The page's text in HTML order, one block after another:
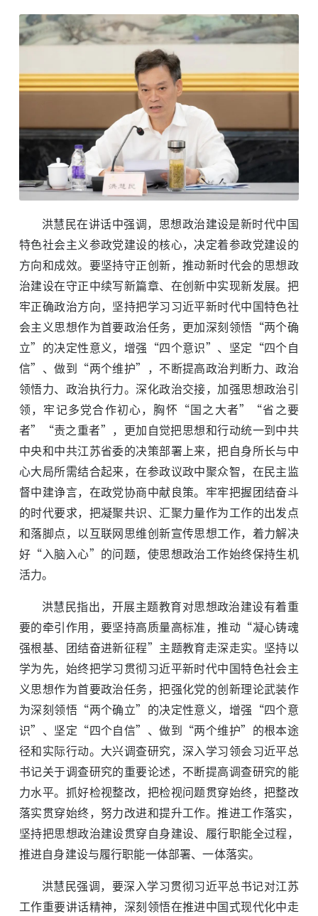
洪慧民在讲话中强调，思想政治建设是新时代中国
特色社会主义参政党建设的核心，决定着参政党建设的
方向和成效。要坚持守正创新，推动新时代会的思想政
治建设在守正中续写新篇章、在创新中实现新发展。把
牢正确政治方向，坚持把学习习近平新时代中国特色社
会主义思想作为首要政治任务，更加深刻领悟“两个确
立”的决定性意义，增强“四个意识”、坚定“四个自
信”、做到“两个维护”，不断提高政治判断力、政治
领悟力、政治执行力。深化政治交接，加强思想政治引
领，牢记多党合作初心，胸怀“国之大者”“省之要
者”“责之重者”，更加自觉把思想和行动统一到中共
中央和中共江苏省委的决策部署上来，把自身所长与中
心大局所需结合起来，在参政议政中聚众智，在民主监
督中建诤言，在政党协商中献良策。牢牢把握团结奋斗
的时代要求，把凝聚共识、汇聚力量作为工作的出发点
和落脚点，以互联网思维创新宣传思想工作，着力解决
好“入脑入心”的问题，使思想政治工作始终保持生机
活力。
洪慧民指出，开展主题教育对思想政治建设有着重
要的牵引作用，要坚持高质量高标准，推动“凝心铸魂
强根基、团结奋进新征程”主题教育走深走实。坚持以
学为先，始终把学习贯彻习近平新时代中国特色社会主
义思想作为首要政治任务，把强化党的创新理论武装作
为深刻领悟“两个确立”的决定性意义，增强“四个意
识”、坚定“四个自信”、做到“两个维护”的根本途
径和实际行动。大兴调查研究，深入学习领会习近平总
书记关于调查研究的重要论述，不断提高调查研究的能
力水平。抓好检视整改，把检视问题贯穿始终，把整改
落实贯穿始终，努力改进和提升工作。推进工作落实，
坚持把思想政治建设贯穿自身建设、履行职能全过程，
推进自身建设与履行职能一体部署、一体落实。
洪慧民强调，要深入学习贯彻习近平总书记对江苏
工作重要讲话精神，深刻领悟在推进中国式现代化中走